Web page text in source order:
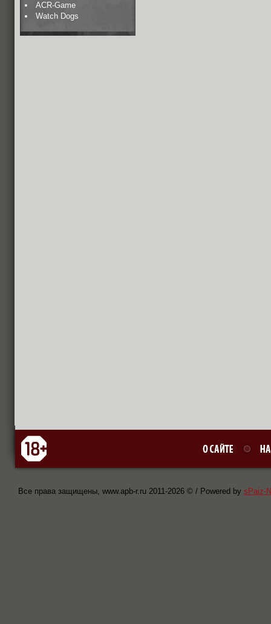
ACR-Game
Watch Dogs
Все права защищены, www.apb-r.ru 2011-2026 © / Powered by sPaiz-